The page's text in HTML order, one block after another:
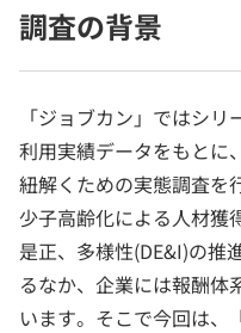
調査の背景
「ジョブカン」ではシ
利用実績データをもとに
紐解くための実態調査を
少子高齢化による人材獲
是正、多様性(DE&I)の推
るなか、企業には報酬体
います。そこで今回は、